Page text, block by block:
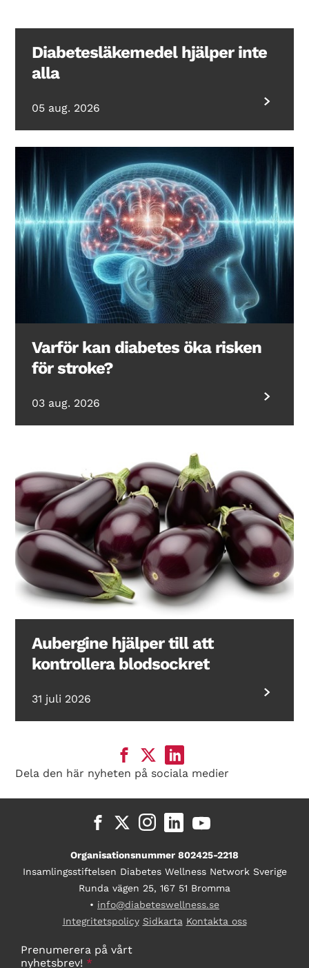
Diabetesläkemedel hjälper inte
alla
05 aug. 2026
Varför kan diabetes öka risken
för stroke?
03 aug. 2026
Aubergine hjälper till att
kontrollera blodsockret
31 juli 2026
Dela den här nyheten på sociala medier
Organisationsnummer 802425-2218
Insamlingsstiftelsen Diabetes Wellness Network Sverige
Runda vägen 25, 167 51 Bromma
• info@diabeteswellness.se
Integritetspolicy Sidkarta Kontakta oss
Prenumerera på vårt
nyhetsbrev! *